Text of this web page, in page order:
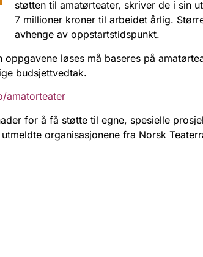
støtten til amatørteater, skriver de i sin
7 millioner kroner til arbeidet årlig.
avhenge av oppstartstidspunkt.
løses må baseres på
budsjettvedtak.
amatorteater
for å få støtte til egne, spesielle
organisasjonene fra Norsk